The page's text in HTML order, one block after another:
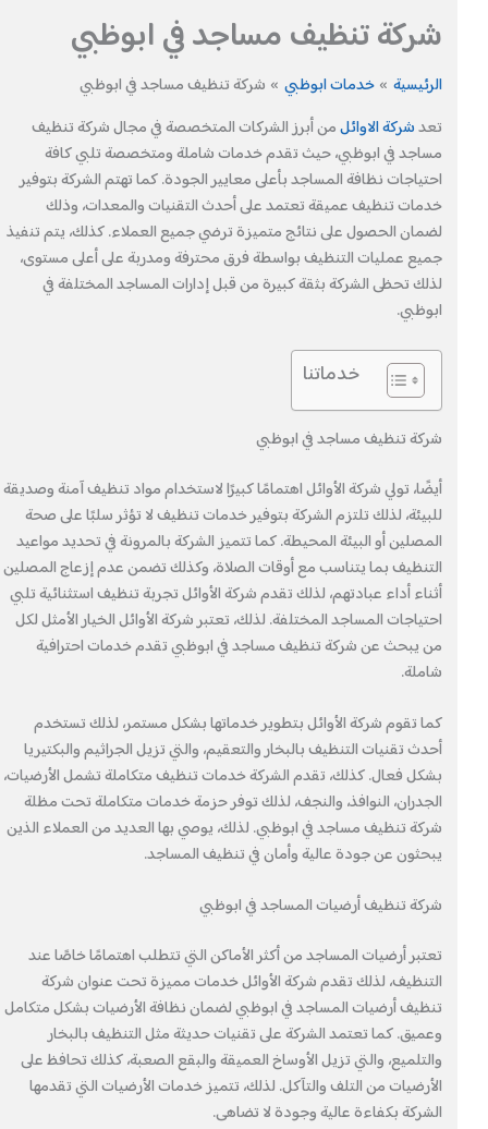
شركة تنظيف مساجد في ابوظبي
الرئيسية خدمات ابوظبي
شركة تنظيف مساجد في ابوظبي
تعدشركة الاوائلمن أبرز الشركات المتخصصة في مجال شركة تنظيف
مساجد في ابوظبي، حيث تقدم خدمات شاملة ومتخصصة تلبي كافة
احتياجات نظافة المساجد بأعلى معايير الجودة. كما تهتم الشركة بتوفير
خدمات تنظيف عميقة تعتمد على أحدث التقنيات والمعدات، وذلك
لضمان الحصول على نتائج متميزة ترضي جميع العملاء. كذلك، يتم تنفيذ
جميع عمليات التنظيف بواسطة فرق محترفة ومدربة على أعلى مستوى،
لذلك تحظى الشركة بثقة كبيرة من قبل إدارات المساجد المختلفة في
ابوظبي.
خدماتنا
شركة تنظيف مساجد في ابوظبي
أيضًا، تولي شركة الأوائل اهتمامًا كبيرًا لاستخدام مواد تنظيف آمنة وصديقة
للبيئة، لذلك تلتزم الشركة بتوفير خدمات تنظيف لا تؤثر سلبًا على صحة
المصلين أو البيئة المحيطة. كما تتميز الشركة بالمرونة في تحديد مواعيد
التنظيف بما يتناسب مع أوقات الصلاة، وكذلك تضمن عدم إزعاج المصلين
أثناء أداء عبادتهم، لذلك تقدم شركة الأوائل تجربة تنظيف استثنائية تلبي
احتياجات المساجد المختلفة. لذلك، تعتبر شركة الأوائل الخيار الأمثل لكل
من يبحث عن شركة تنظيف مساجد في ابوظبي تقدم خدمات احترافية
شاملة.
كما تقوم شركة الأوائل بتطوير خدماتها بشكل مستمر، لذلك تستخدم
أحدث تقنيات التنظيف بالبخار والتعقيم، والتي تزيل الجراثيم والبكتيريا
بشكل فعال. كذلك، تقدم الشركة خدمات تنظيف متكاملة تشمل الأرضيات،
الجدران، النوافذ، والنجف، لذلك توفر حزمة خدمات متكاملة تحت مظلة
شركة تنظيف مساجد في ابوظبي. لذلك، يوصي بها العديد من العملاء الذين
يبحثون عن جودة عالية وأمان في تنظيف المساجد.
شركة تنظيف أرضيات المساجد في ابوظبي
تعتبر أرضيات المساجد من أكثر الأماكن التي تتطلب اهتمامًا خاصًا عند
التنظيف، لذلك تقدم شركة الأوائل خدمات مميزة تحت عنوان شركة
تنظيف أرضيات المساجد في ابوظبي لضمان نظافة الأرضيات بشكل متكامل
وعميق. كما تعتمد الشركة على تقنيات حديثة مثل التنظيف بالبخار
والتلميع، والتي تزيل الأوساخ العميقة والبقع الصعبة، كذلك تحافظ على
الأرضيات من التلف والتآكل. لذلك، تتميز خدمات الأرضيات التي تقدمها
الشركة بكفاءة عالية وجودة لا تضاهى.